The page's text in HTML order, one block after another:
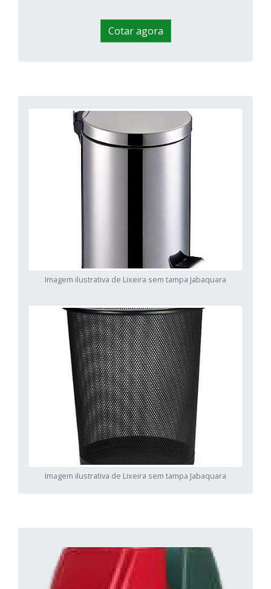
Cotar agora
Imagem ilustrativa de Lixeira sem tampa Jabaquara
Imagem ilustrativa de Lixeira sem tampa Jabaquara